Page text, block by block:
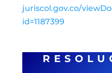
juriscol.gov.co/
id=1187399